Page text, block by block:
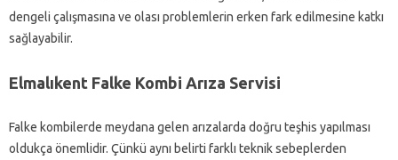
dengeli çalışmasına ve olası problemlerin erken fark edilmesine katkı
sağlayabilir.
Elmalıkent Falke Kombi Arıza Servisi
Falke kombilerde meydana gelen arızalarda doğru teşhis yapılması
oldukça önemlidir. Çünkü aynı belirti farklı teknik sebeplerden